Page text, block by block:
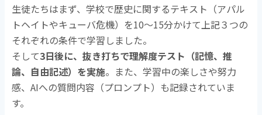
生徒たちはまず、学校で歴史に関するテキスト（アパル
トヘイトやキューバ危機）を10〜15分かけて上記３つの
それぞれの条件で学習しました。
そして3日後に、抜き打ちで理解度テスト（記憶、推
論、自由記述）を実施。また、学習中の楽しさや努力
感、AIへの質問内容（プロンプト）も記録されていま
す。